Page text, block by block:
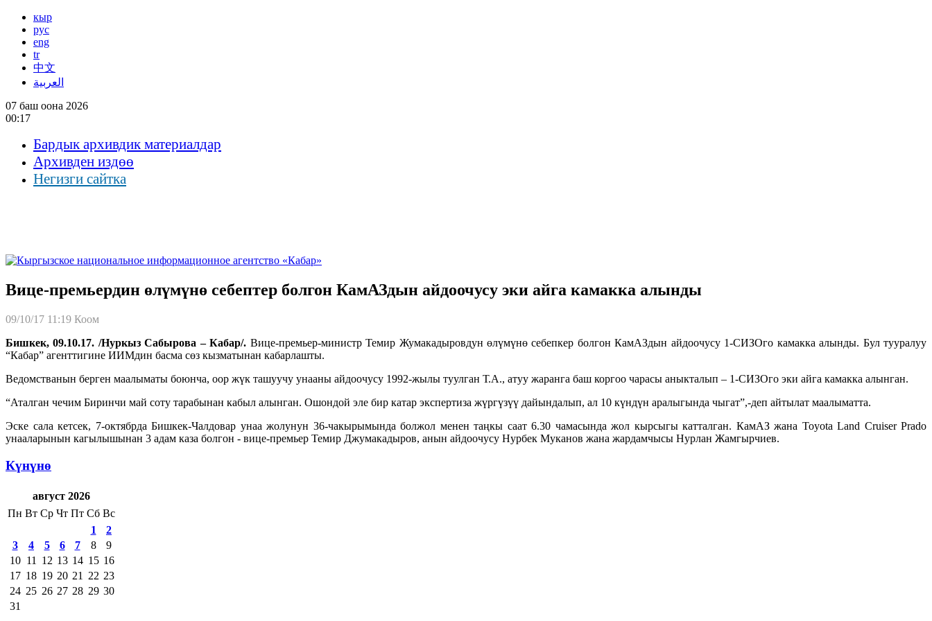
кыр
рус
eng
tr
中文
العربية
07 баш оона 2026
00:17
Бардык архивдик материалдар
Архивден издөө
Негизги сайтка
Вице-премьердин өлүмүнө себептер болгон КамАЗдын айдоочусу эки айга камакка алынды
09/10/17 11:19 Коом
Бишкек, 09.10.17. /Нуркыз Сабырова – Кабар/. Вице-премьер-министр Темир Жумакадыровдун өлүмүнө себепкер болгон КамАЗдын айдоочусу 1-СИЗОго камакка алынды. Бул тууралуу
“Кабар” агенттигине ИИМдин басма сөз кызматынан кабарлашты.
Ведомстванын берген маалыматы боюнча, оор жүк ташуучу унааны айдоочусу 1992-жылы туулган Т.А., атуу жаранга баш коргоо чарасы аныкталып – 1-СИЗОго эки айга камакка алынган.
“Аталган чечим Биринчи май соту тарабынан кабыл алынган. Ошондой эле бир катар экспертиза жүргүзүү дайындалып, ал 10 күндүн аралыгында чыгат”,-деп айтылат маалыматта.
Эске сала кетсек, 7-октябрда Бишкек-Чалдовар унаа жолунун 36-чакырымында болжол менен таңкы саат 6.30 чамасында жол кырсыгы катталган. КамАЗ жана Toyota Land Cruiser Prado
унааларынын кагылышынан 3 адам каза болгон - вице-премьер Темир Джумакадыров, анын айдоочусу Нурбек Муканов жана жардамчысы Нурлан Жамгырчиев.
Күнүнө
август 2026
Пн Вт Ср Чт Пт Сб Вс
1
2
3
4 5 6 7 8
9
10 11 12 13 14 15 16
17 18 19 20 21 22 23
24 25 26 27 28 29 30
31